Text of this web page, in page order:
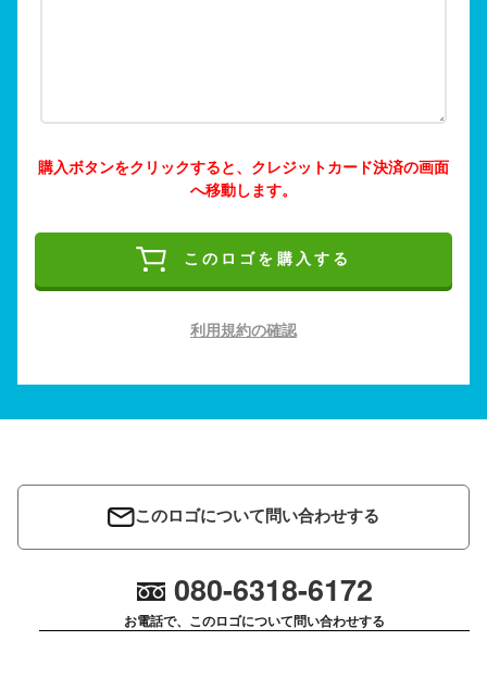
購入ボタンをクリックすると、クレジットカード決済の画面
へ移動します。
このロゴを購入する
利用規約の確認
このロゴについて問い合わせする
080-6318-6172
お電話で、このロゴについて問い合わせする